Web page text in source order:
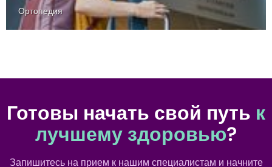
Ортопедия
Готовы начать свой путь к
лучшему здоровью?
Запишитесь на прием к нашим специалистам и начните